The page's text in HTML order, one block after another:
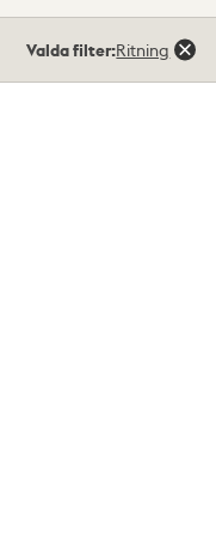
träffar
Valda filter:Ritning